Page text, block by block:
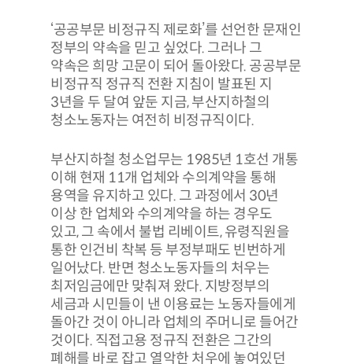
‘공공부문 비정규직 제로화’를 선언한 문재인
정부의 약속을 믿고 싶었다. 그러나 그
약속은 희망 고문이 되어 돌아왔다. 공공부문
비정규직 정규직 전환 지침이 발표된 지
3년을 두 달여 앞둔 지금, 부산지하철의
청소노동자는 여전히 비정규직이다.
부산지하철 청소업무는 1985년 1호선 개통
이해 현재 11개 업체와 수의계약을 통해
용역을 유지하고 있다. 그 과정에서 30년
이상 한 업체와 수의계약을 하는 경우도
있고, 그 속에서 불법 리베이트, 유령직원을
통한 인건비 착복 등 부정부패도 빈번하게
일어났다. 반면 청소노동자들의 처우는
최저임금에만 맞춰져 왔다. 지방정부의
세금과 시민들이 낸 이용료는 노동자들에게
돌아간 것이 아니라 업체의 주머니로 들어간
것이다. 직접고용 정규직 전환은 그간의
폐해를 바로 잡고 열악한 처우에 놓여있던